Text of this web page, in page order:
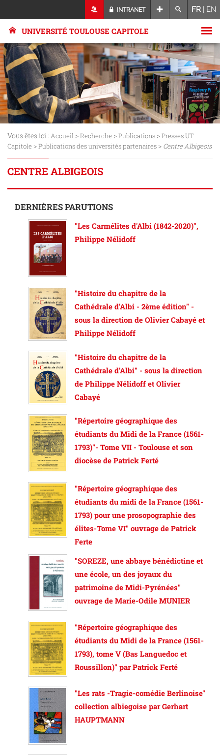
INTRANET FR | EN
UNIVERSITÉ TOULOUSE CAPITOLE
Vous êtes ici : Accueil >Recherche >Publications >Presses UT
Capitole >Publications des universités partenaires > Centre Albigeois
CENTRE ALBIGEOIS
DERNIÈRES PARUTIONS
"Les Carmélites d'Albi (1842-2020)",
Philippe Nélidoff
"Histoire du chapitre de la
Cathédrale d'Albi - 2ème édition" -
sous la direction de Olivier Cabayé et
Philippe Nélidoff
"Histoire du chapitre de la
Cathédrale d'Albi" - sous la direction
de Philippe Nélidoff et Olivier
Cabayé
"Répertoire géographique des
étudiants du Midi de la France (1561-
1793)"- Tome VII - Toulouse et son
diocèse de Patrick Ferté
"Répertoire géographique des
étudiants du midi de la France (1561-
1793) pour une prosopographie des
élites-Tome VI" ouvrage de Patrick
Ferte
"SOREZE, une abbaye bénédictine et
une école, un des joyaux du
patrimoine de Midi-Pyrénées"
ouvrage de Marie-Odile MUNIER
"Répertoire géographique des
étudiants du Midi de la France (1561-
1793), tome V (Bas Languedoc et
Roussillon)" par Patrick Ferté
"Les rats -Tragie-comédie Berlinoise"
collection albiegoise par Gerhart
HAUPTMANN